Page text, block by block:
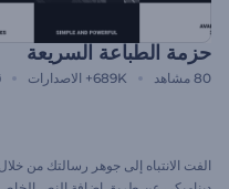
حزمة الطباعة السريعة
80 مشاهد 689K+ الاصدارات
الفت الانتباه إلى جوهر رسالتك من